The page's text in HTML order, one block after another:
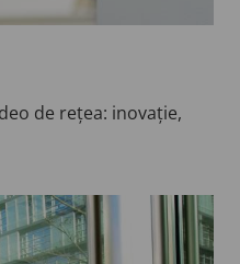
de rețea: inovație,